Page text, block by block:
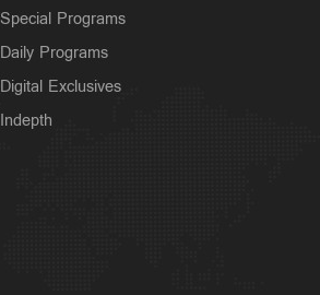
Special Programs
Daily Programs
Digital Exclusives
Indepth